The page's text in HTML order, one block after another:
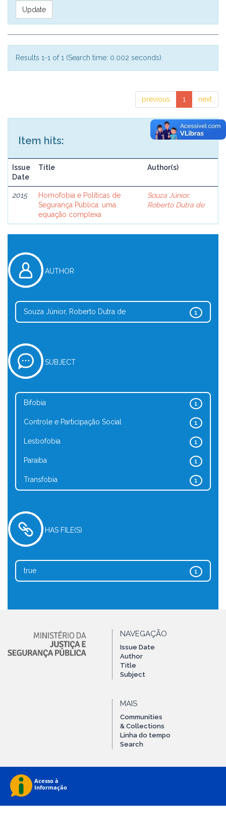
Results 1-1 of 1 (Search time: 0.002 seconds).
previous 1 next
Item hits:
Issue
Date
Title Author(s)
2015
Homofobia e Políticas de
Segurança Pública: uma
equação complexa
Souza Júnior,
Roberto Dutra de
AUTHOR
1
Souza Júnior, Roberto Dutra de
SUBJECT
1
Bifobia
1
Controle e Participação Social
1
Lesbofobia
1
Paraíba
1
Transfobia
HAS FILE(S)
1
true
NAVEGAÇÃO
Issue Date
Author
Title
Subject
MAIS
Communities
& Collections
Linha do tempo
Search